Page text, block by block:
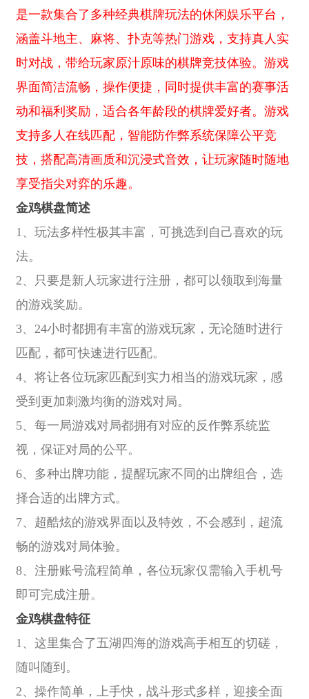
是一款集合了多种经典棋牌玩法的休闲娱乐平台，
涵盖斗地主、麻将、扑克等热门游戏，支持真人实
时对战，带给玩家原汁原味的棋牌竞技体验。游戏
界面简洁流畅，操作便捷，同时提供丰富的赛事活
动和福利奖励，适合各年龄段的棋牌爱好者。游戏
支持多人在线匹配，智能防作弊系统保障公平竞
技，搭配高清画质和沉浸式音效，让玩家随时随地
享受指尖对弈的乐趣。
金鸡棋盘简述
1、玩法多样性极其丰富，可挑选到自己喜欢的玩
法。
2、只要是新人玩家进行注册，都可以领取到海量
的游戏奖励。
3、24小时都拥有丰富的游戏玩家，无论随时进行
匹配，都可快速进行匹配。
4、将让各位玩家匹配到实力相当的游戏玩家，感
受到更加刺激均衡的游戏对局。
5、每一局游戏对局都拥有对应的反作弊系统监
视，保证对局的公平。
6、多种出牌功能，提醒玩家不同的出牌组合，选
择合适的出牌方式。
7、超酷炫的游戏界面以及特效，不会感到，超流
畅的游戏对局体验。
8、注册账号流程简单，各位玩家仅需输入手机号
即可完成注册。
金鸡棋盘特征
1、这里集合了五湖四海的游戏高手相互的切磋，
随叫随到。
2、操作简单，上手快，战斗形式多样，迎接全面